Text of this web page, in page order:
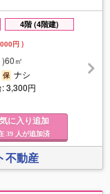
4階 (4階建)
円 )
)60㎡
保 ナシ
3,300円
に入り追加
39人が追加済
不動産